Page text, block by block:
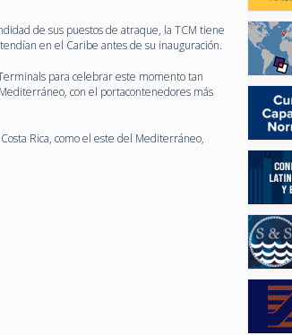
de sus puestos de atraque, la TCM tiene
en el Caribe antes de su inauguración.
para celebrar este momento tan
con el portacontenedores más
Rica, como el este del Mediterráneo,